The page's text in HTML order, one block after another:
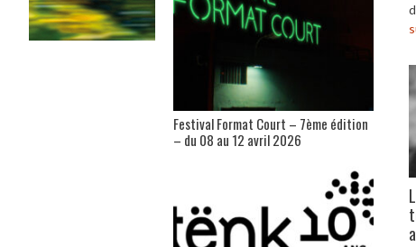
Festival Format Court – 7ème édition
– du 08 au 12 avril 2026